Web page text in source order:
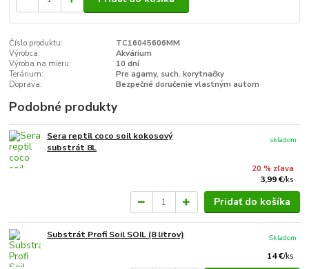
Číslo produktu:
TC16045606MM
Výrobca:
Akvárium
Výroba na mieru:
10 dní
Terárium:
Pre agamy, such. korytnačky
Doprava:
Bezpečné doručenie vlastným autom
Podobné produkty
Sera reptil coco soil kokosový
substrát 8L
20 % zľava
3,99 €/ks
skladom
Pridať do košíka
Substrát Profi Soil SOIL (8 litrov)
14 €/ks
Skladom